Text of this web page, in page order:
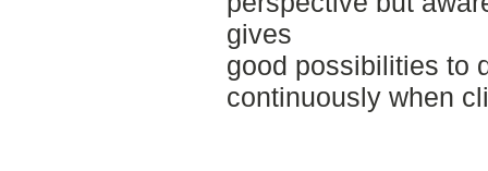
gives
good possibilities to
continuously when